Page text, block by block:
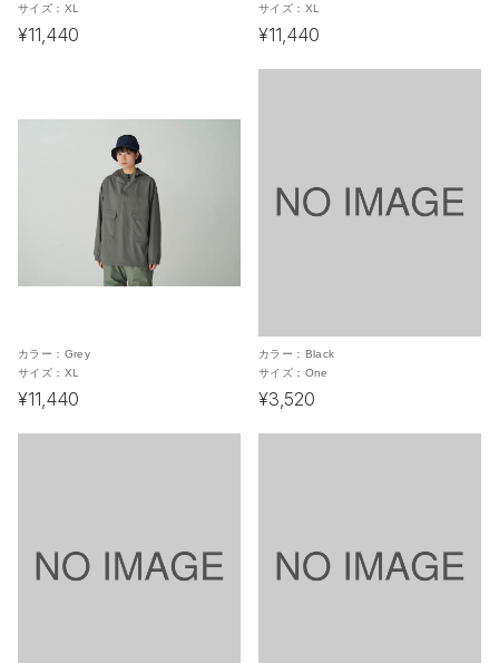
サイズ： XL
¥11,440
サイズ： XL
¥11,440
カラー： Grey
サイズ： XL
¥11,440
カラー： Black
サイズ： One
¥3,520